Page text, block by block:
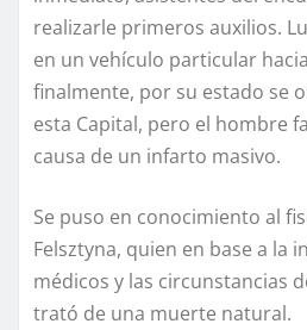
realizarle primeros auxilios.
en un vehículo particular
finalmente, por su estado se
esta Capital, pero el hombre
causa de un infarto masivo.
Se puso en conocimiento al
Felsztyna, quien en base a la
médicos y las circunstancias
trató de una muerte natural.